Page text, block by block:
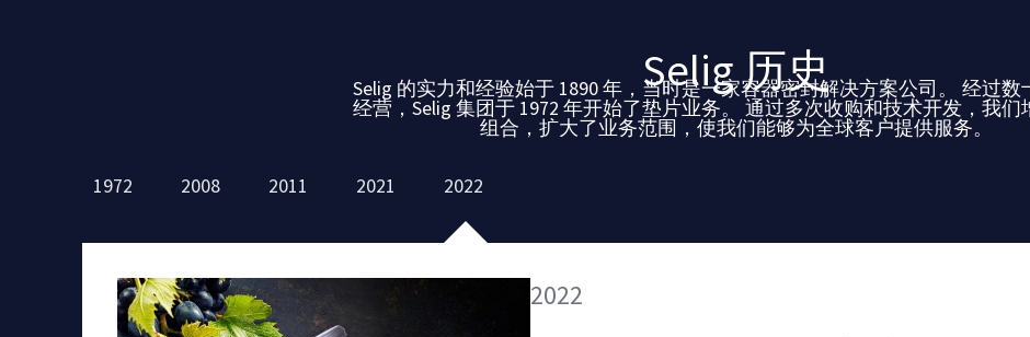
Selig 历史
Selig 的实力和经验始于 1890 年，当时是一家容器密封解决方案公司。 经过数
经营，Selig 集团于 1972 年开始了垫片业务。 通过多次收购和技术开发，我们
组合，扩大了业务范围，使我们能够为全球客户提供服务。
1972 2008 2011 2021 2022
1972
2008
2011
2021
2022